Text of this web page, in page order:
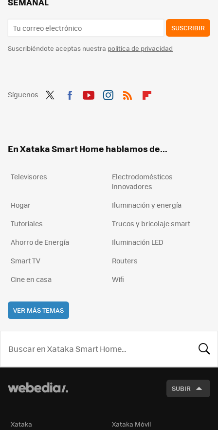
SUSCRIBIR
Suscribiéndote aceptas nuestra política de privacidad
Síguenos
En Xataka Smart Home hablamos de...
Televisores
Electrodomésticos
innovadores
Hogar
Iluminación y energía
Tutoriales
Trucos y bricolaje smart
Ahorro de Energía
Iluminación LED
Smart TV
Routers
Cine en casa
Wifi
VER MÁS TEMAS
SUBIR
Xataka Xataka Móvil